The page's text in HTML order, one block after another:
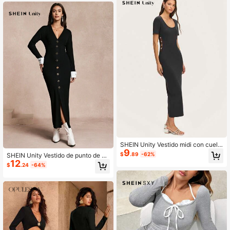
s casuales
SHEIN Unity Vestido de punto de aj
uste ceñido con cuello en V para m
ujer
$12.24 -64%
SHEIN Unity Vestido midi con cuello
en V y detalles de perlas en los lado
s. Primavera Verano
$9.89 -62%